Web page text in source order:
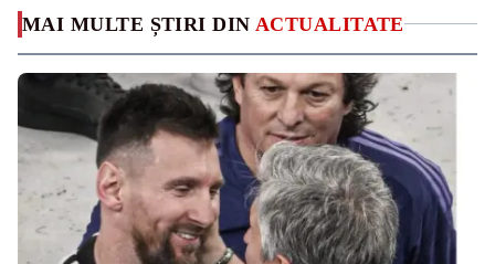
MAI MULTE ȘTIRI DIN ACTUALITATE